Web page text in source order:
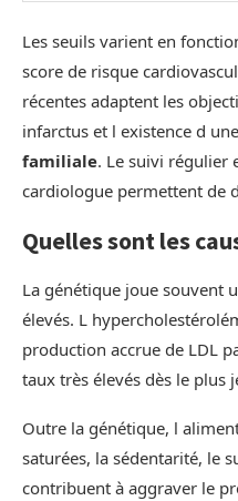
Les seuils varient en
score de risque
récentes adaptent les
infarctus et l existence d une
familiale. Le suivi régulier
cardiologue permettent de
Quelles sont les
La génétique joue souvent
élevés. L
production accrue de LDL
taux très élevés dès le plus
Outre la génétique, l
saturées, la sédentarité, le
contribuent à aggraver le